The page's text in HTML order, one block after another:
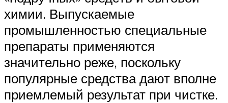
химии. Выпускаемые
промышленностью специальные
препараты применяются
значительно реже, поскольку
популярные средства дают вполне
приемлемый результат при чистке.